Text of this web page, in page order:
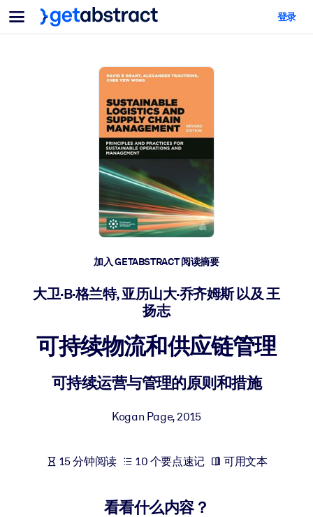
菜单
面向团队与管理者
帮助您的管理者为未来的工作时代做好准备。
让团队更轻松地共同学习、解决实际问题并更快采取行动。
技能提升与重塑
培养您的员工应对未来挑战所需的技能。
面向 LMS/LXP
面向人工智能系统
面向人工智能系统
登录
加入 GETABSTRACT 阅读摘要
大卫·B·格兰特, 亚历山大·乔齐姆斯 以及 王
扬志
可持续物流和供应链管理
可持续运营与管理的原则和措施
Kogan Page,2015
15 分钟阅读 10 个要点速记 可用文本
看看什么内容？